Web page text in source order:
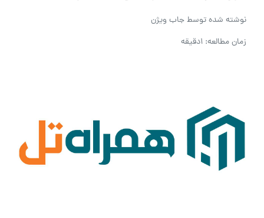
نوشته شده توسطجاب ویژن
زمان مطالعه: 1دقیقه